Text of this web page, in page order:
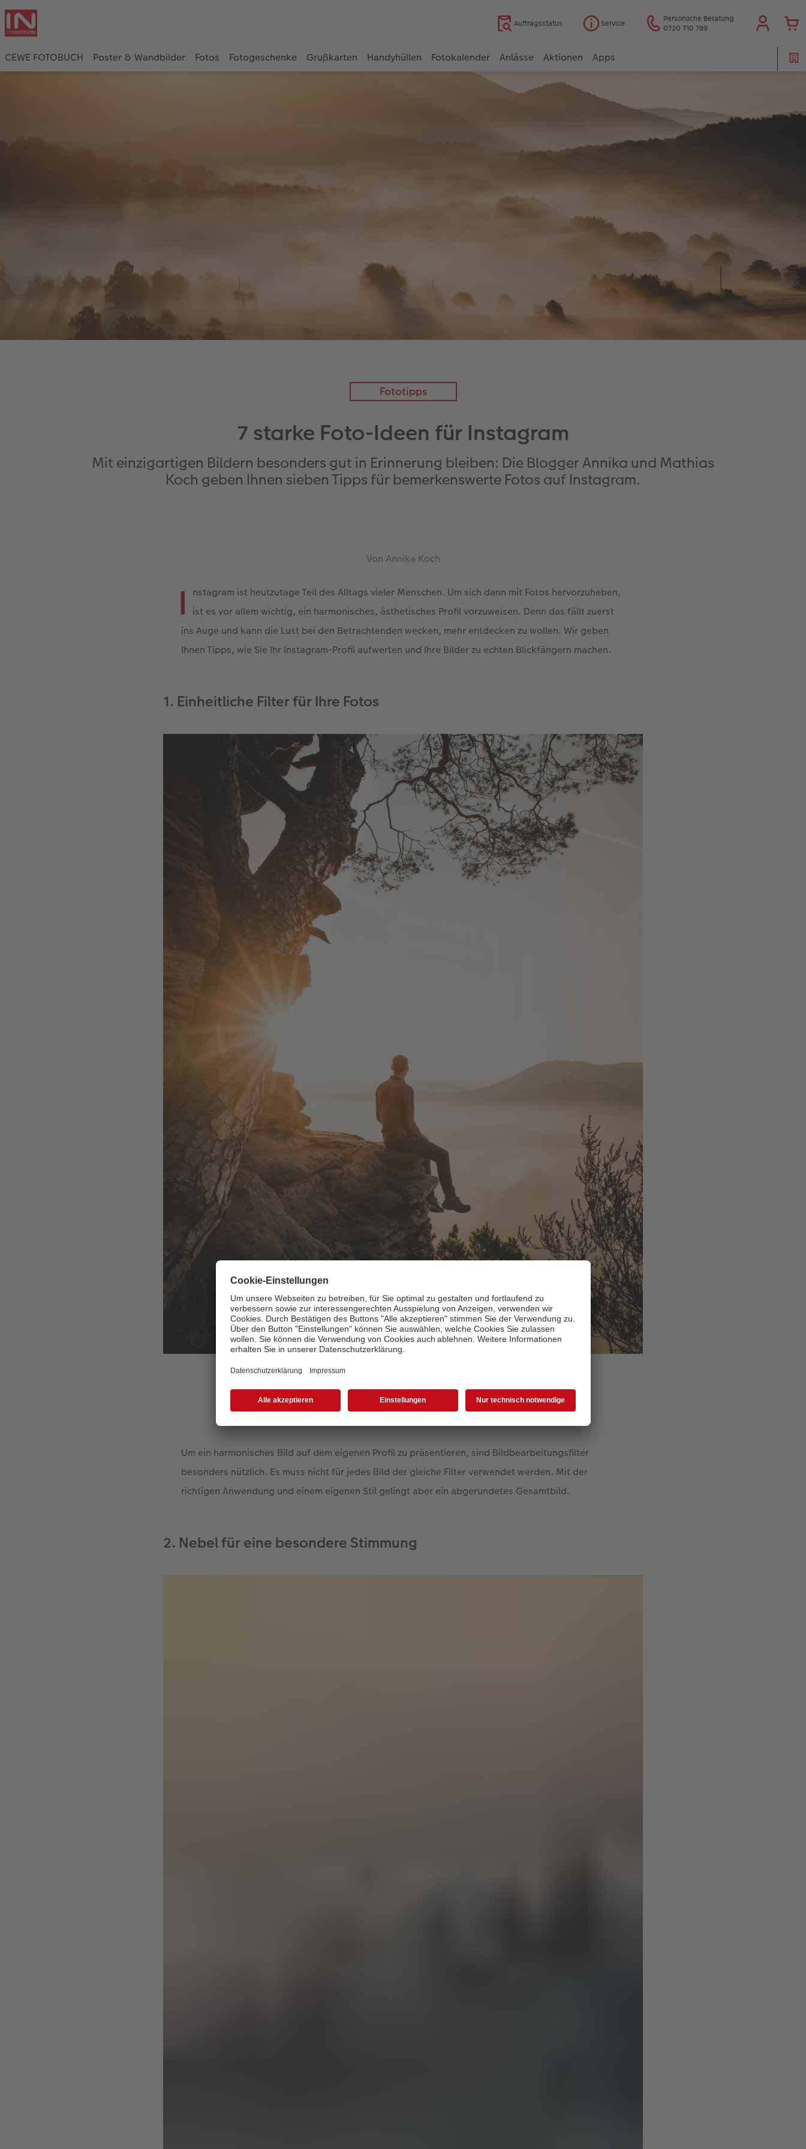
Auftragsstatus Service
Persönliche Beratung
0720 710 789
CEWE FOTOBUCH Poster & Wandbilder Fotos Fotogeschenke Grußkarten Handyhüllen Fotokalender Anlässe Aktionen Apps
Fototipps
7 starke Foto-Ideen für Instagram
Mit einzigartigen Bildern besonders gut in Erinnerung bleiben: Die Blogger Annika und Mathias
Koch geben Ihnen sieben Tipps für bemerkenswerte Fotos auf Instagram.
Von Annika Koch
I
nstagram ist heutzutage Teil des Alltags vieler Menschen. Um sich dann mit Fotos hervorzuheben,
ist es vor allem wichtig, ein harmonisches, ästhetisches Profil vorzuweisen. Denn das fällt zuerst
ins Auge und kann die Lust bei den Betrachtenden wecken, mehr entdecken zu wollen. Wir geben
Ihnen Tipps, wie Sie Ihr Instagram-Profil aufwerten und Ihre Bilder zu echten Blickfängern machen.
1. Einheitliche Filter für Ihre Fotos
Um ein harmonisches Bild auf dem eigenen Profil zu präsentieren, sind Bildbearbeitungsfilter
besonders nützlich. Es muss nicht für jedes Bild der gleiche Filter verwendet werden. Mit der
richtigen Anwendung und einem eigenen Stil gelingt aber ein abgerundetes Gesamtbild.
2. Nebel für eine besondere Stimmung